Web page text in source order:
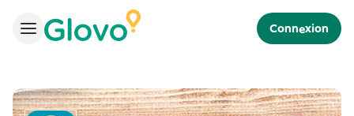
Connexion